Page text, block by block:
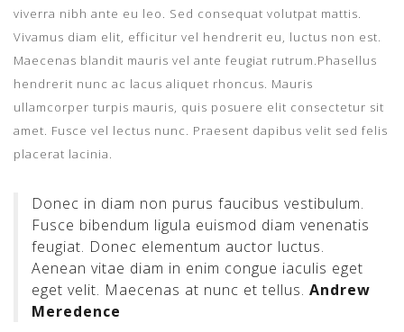
viverra nibh ante eu leo. Sed consequat volutpat mattis.
Vivamus diam elit, efficitur vel hendrerit eu, luctus non est.
Maecenas blandit mauris vel ante feugiat rutrum.Phasellus
hendrerit nunc ac lacus aliquet rhoncus. Mauris
ullamcorper turpis mauris, quis posuere elit consectetur sit
amet. Fusce vel lectus nunc. Praesent dapibus velit sed felis
placerat lacinia.
Donec in diam non purus faucibus vestibulum.
Fusce bibendum ligula euismod diam venenatis
feugiat. Donec elementum auctor luctus.
Aenean vitae diam in enim congue iaculis eget
eget velit. Maecenas at nunc et tellus. Andrew
Meredence